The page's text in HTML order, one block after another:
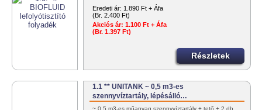
Eredeti ár: 1.890 Ft + Áfa
(Br. 2.400 Ft)
Akciós ár: 1.100 Ft + Áfa
(Br. 1.397 Ft)
Részletek
1.1 ** UNITANK ~ 0,5 m3-es
szennyvíztartály, lépésálló…
~ 0,5 m3-es műanyag szennyvíztartály + tető + 2 db